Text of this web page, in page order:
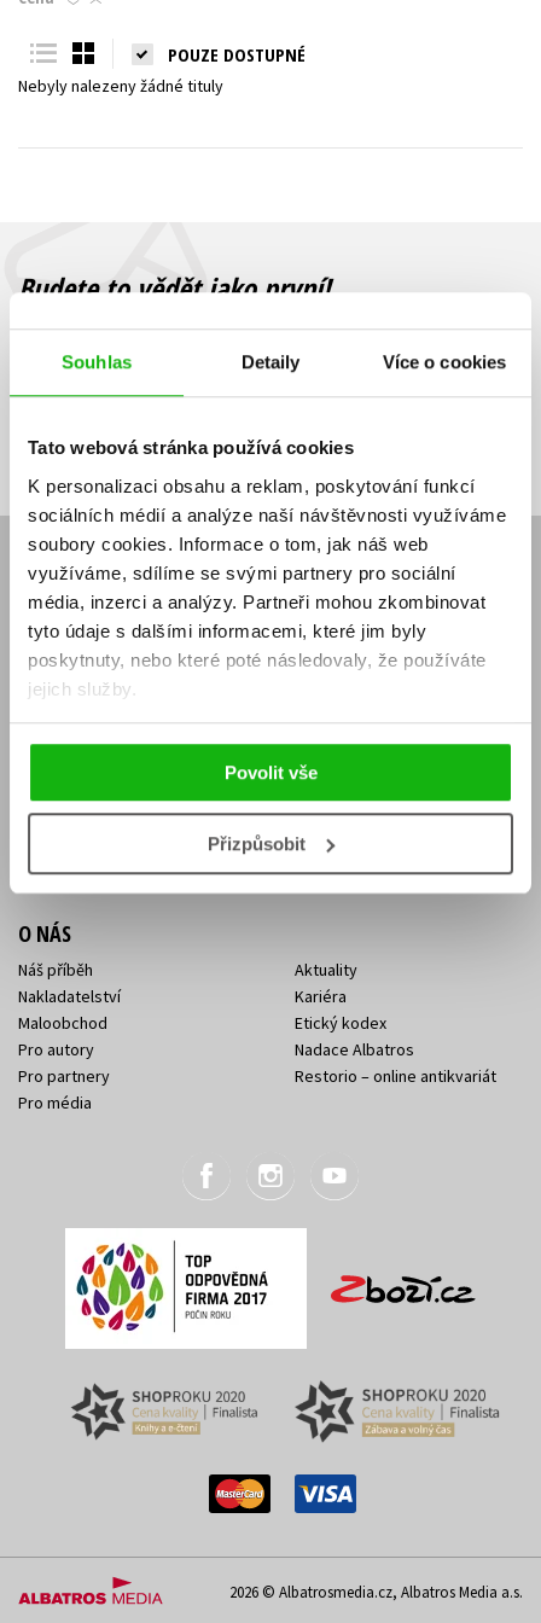
Souhlas Detaily Více o cookies
Tato webová stránka používá cookies
K personalizaci obsahu a reklam, poskytování funkcí
sociálních médií a analýze naší návštěvnosti využíváme
soubory cookies. Informace o tom, jak náš web
využíváme, sdílíme se svými partnery pro sociální
média, inzerci a analýzy. Partneři mohou zkombinovat
tyto údaje s dalšími informacemi, které jim byly
poskytnuty, nebo které poté následovaly, že používáte
jejich služby.
Povolit vše
Přizpůsobit
Young adult (SK)
Všechny tituly
POUZE DOSTUPNÉ
Nebyly nalezeny žádné tituly
Budete to vědět jako první!
Zajímá Vás, jaký knižní hit právě vychází, na jaké zboží je výhodná
sleva, jaká běží soutěž o ceny? Přihlášením k odběru našich e-
souhlasíte se zpracováním osobních údajů
mailová
adresa
mailová
adresa
Vaše e-mailová adresa Přihlásit se
E-SHOP
Aktuality
Naši autoři
Obchodní podmínky
Jak nakoupit
Knižní novinky
Dárkové poukazy
Affiliate program
KONTAKTY
Sídlo společnosti
Kontakty Albatros Media
O NÁS
Náš příběh
Nakladatelství
Maloobchod
Pro autory
Pro partnery
Pro média
Aktuality
Kariéra
Etický kodex
Nadace Albatros
Restorio – online antikvariát
2026 © Albatrosmedia.cz, Albatros Media a.s.